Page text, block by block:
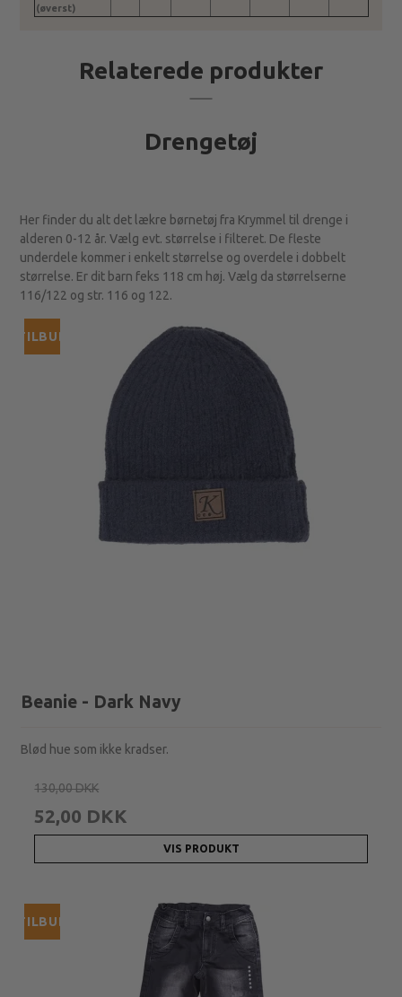
(øverst)
Relaterede produkter
Drengetøj
Her finder du alt det lækre børnetøj fra Krymmel til drenge i
alderen 0-12 år. Vælg evt. størrelse i filteret. De fleste
underdele kommer i enkelt størrelse og overdele i dobbelt
størrelse. Er dit barn feks 118 cm høj. Vælg da størrelserne
116/122 og str. 116 og 122.
TILBUD
Beanie - Dark Navy
Blød hue som ikke kradser.
130,00 DKK
52,00 DKK
VIS PRODUKT
TILBUD